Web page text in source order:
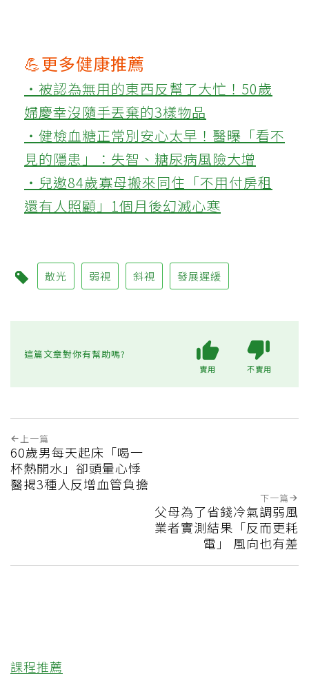
💪更多健康推薦
‧被認為無用的東西反幫了大忙！50歲
婦慶幸沒隨手丟棄的3樣物品
‧健檢血糖正常別安心太早！醫曝「看不
見的隱患」：失智、糖尿病風險大增
‧兒邀84歲寡母搬來同住「不用付房租
還有人照顧」1個月後幻滅心寒
散光 弱視 斜視 發展遲緩
這篇文章對你有幫助嗎?
實用 不實用
上一篇
60歲男每天起床「喝一
杯熱開水」卻頭暈心悸
醫揭3種人反增血管負擔
下一篇
父母為了省錢冷氣調弱風
業者實測結果「反而更耗
電」 風向也有差
課程推薦